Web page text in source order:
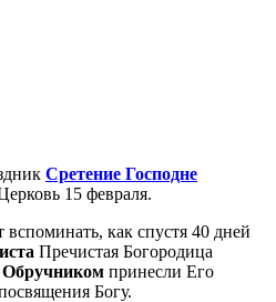
Сретение Господне
15 февраля.
как спустя 40 дней
Пречистая Богородица
принесли Его
Богу.